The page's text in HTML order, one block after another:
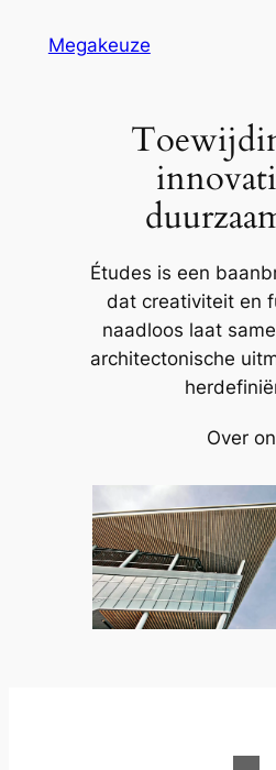
Megakeuze
Études is een
dat creativiteit en
naadloos laat
architectonische
Over